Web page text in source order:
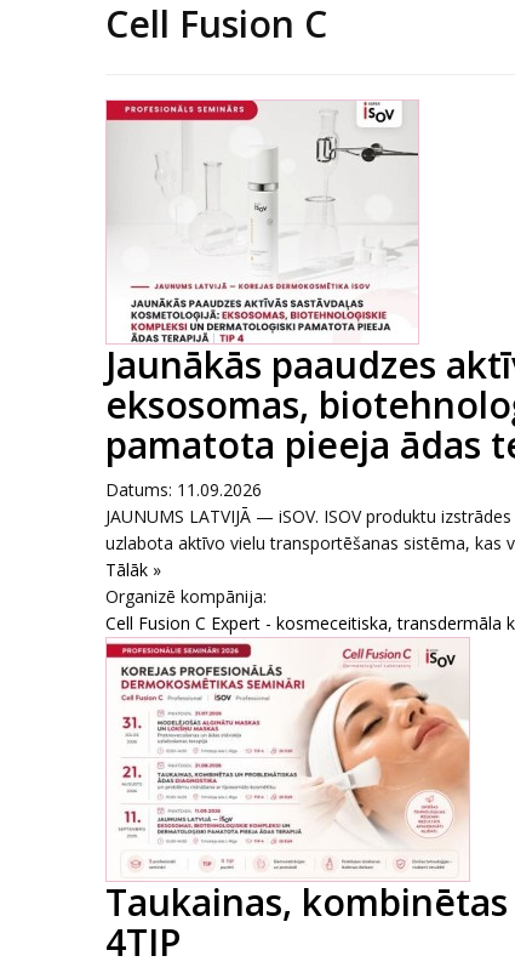
Cell Fusion C
Jaunākās paaudzes
eksosomas,
pamatota pieeja ādas
Datums: 11.09.2026
JAUNUMS LATVIJĀ — iSOV. ISOV produktu
uzlabota aktīvo vielu transportēšanas sistēma, kas
Tālāk »
Organizē kompānija:
Cell Fusion C Expert - kosmeceitiska, transdermāla
Taukainas,
4TIP